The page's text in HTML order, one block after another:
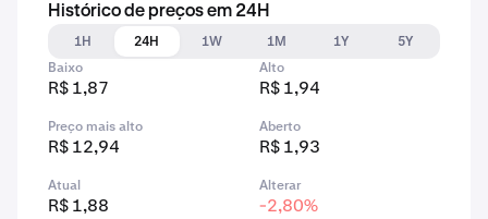
Histórico de preços em 24H
1H
24H 1W 1M 1Y
5Y
Baixo
R$ 1,87
Alto
R$ 1,94
Preço mais alto
R$ 12,94
Aberto
R$ 1,93
Atual
R$ 1,88
Alterar
-2,80%